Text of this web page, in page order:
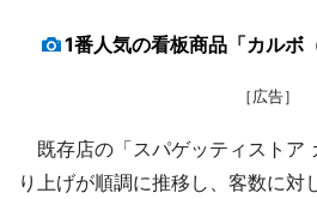
1番人気の看板商品「カルボ
［広告］
既存店の「スパゲッティストア
り上げが順調に推移し、客数に対